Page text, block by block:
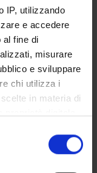
IP, utilizzando
e accedere
al fine di
misurare
e sviluppare
chi utilizza i
in materia di
in qualsiasi
o facendo clic